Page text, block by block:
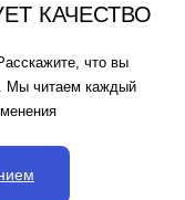
КАЧЕСТВО
что вы
Мы читаем каждый